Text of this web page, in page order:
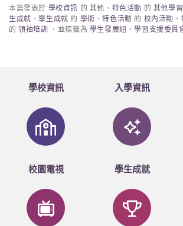
本篇發表於 學校資訊 的 其他 、 特色活動 的 其他學
生成就 、學生成就 的 學術 、特色活動 的 校內活動 、
的領袖培訓 ，並標籤為 學生發展組 、學習支援委員
學校資訊 入學資訊
校園電視 學生成就